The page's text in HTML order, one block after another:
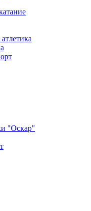
"Оскар"